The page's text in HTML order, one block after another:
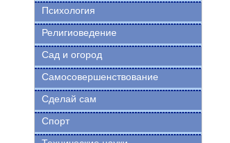
Психология
Религиоведение
Сад и огород
Самосовершенствование
Сделай сам
Спорт